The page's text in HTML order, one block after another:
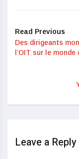
Read Previous
Des dirigeants
l’OIT sur le monde
Leave a Reply